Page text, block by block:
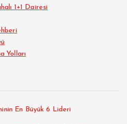
1+1 Dairesi
Yolları
En Büyük 6 Lideri